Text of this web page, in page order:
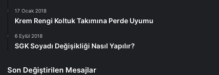
17 Ocak 2018
Krem Rengi Koltuk Takımına Perde Uyumu
6 Eylül 2018
SGK Soyadı Değişikliği Nasıl Yapılır?
Son Değiştirilen Mesajlar